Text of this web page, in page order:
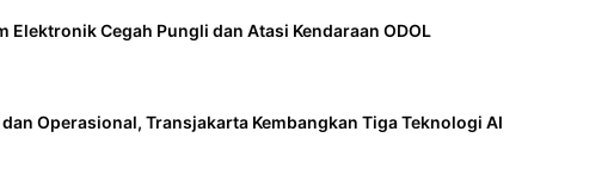
Elektronik Cegah Pungli dan Atasi Kendaraan ODOL
Operasional, Transjakarta Kembangkan Tiga Teknologi AI